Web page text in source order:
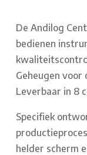
De Andilog
bedienen
Geheugen
Leverbaar in 8
Specifiek
helder scherm